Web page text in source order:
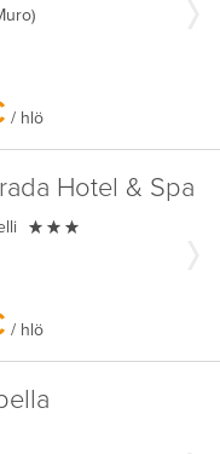
/ hlö
Hotel & Spa

/ hlö